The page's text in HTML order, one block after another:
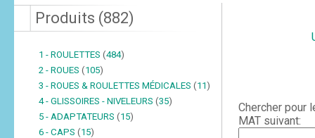
Produits (882)
1 - ROULETTES (484)
2 - ROUES (105)
3 - ROUES & ROULETTES MÉDICALES (11)
4 - GLISSOIRES - NIVELEURS (35)
5 - ADAPTATEURS (15)
6 - CAPS (15)
Chercher pour
MAT suivant: